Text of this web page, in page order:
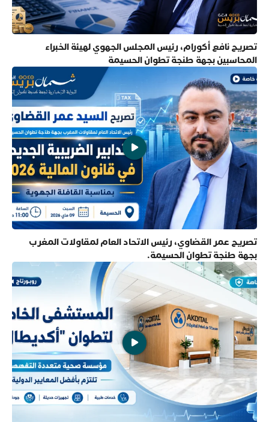
تصريح نافع أكورام، رئيس المجلس الجهوي لهيئة الخبراء
المحاسبين بجهة طنجة تطوان الحسيمة
تصريح عمر القضاوي، رئيس الاتحاد العام لمقاولات المغرب
بجهة طنجة تطوان الحسيمة.